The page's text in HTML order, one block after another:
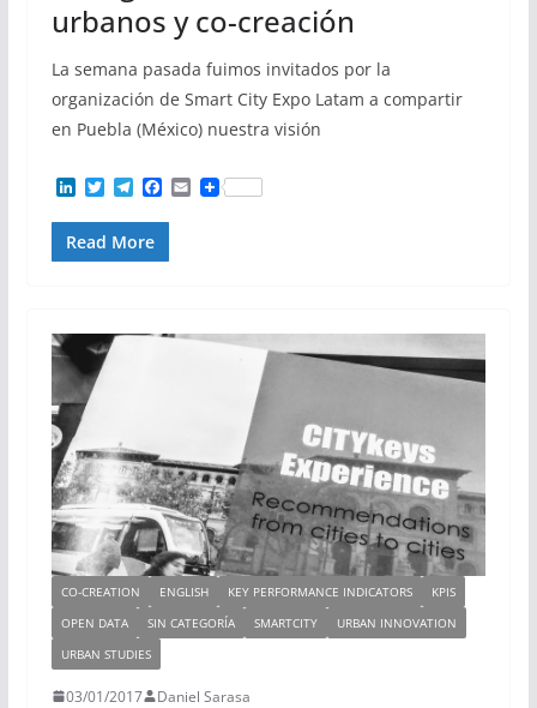
urbanos y co-creación
La semana pasada fuimos invitados por la
organización de Smart City Expo Latam a compartir
en Puebla (México) nuestra visión
L
n
k
e
T
i
t
t
T
l
e
g
F
c
b
E
Read More
CO-CREATION ENGLISH KEY PERFORMANCE INDICATORS
KPIS
OPEN DATA
SIN CATEGORÍA SMARTCITY
URBAN INNOVATION
URBAN STUDIES
03/01/2017 Daniel Sarasa